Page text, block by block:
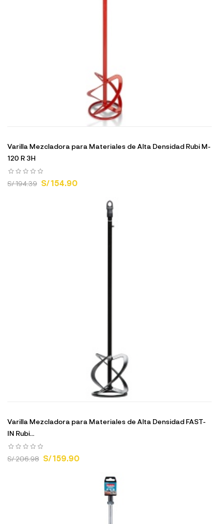
Varilla Mezcladora para Materiales de Alta Densidad Rubi M-
120 R 3H
S/ 194.39 S/ 154.90
Varilla Mezcladora para Materiales de Alta Densidad FAST-
IN Rubi...
S/ 206.98 S/ 159.90